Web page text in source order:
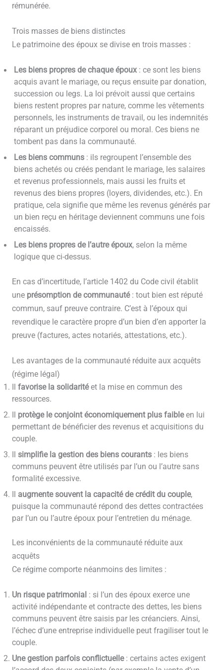
rémunérée.
Trois masses de biens distinctes
Le patrimoine des époux se divise en trois masses :
Les biens propres de chaque époux: ce sont les biens
acquis avant le mariage, ou reçus ensuite par donation,
succession ou legs. La loi prévoit aussi que certains
biens restent propres par nature, comme les vêtements
personnels, les instruments de travail, ou les indemnités
réparant un préjudice corporel ou moral. Ces biens ne
tombent pas dans la communauté.
Les biens communs: ils regroupent l’ensemble des
biens achetés ou créés pendant le mariage, les salaires
et revenus professionnels, mais aussi les fruits et
revenus des biens propres (loyers, dividendes, etc.). En
pratique, cela signifie que même les revenus générés par
un bien reçu en héritage deviennent communs une fois
encaissés.
Les biens propres de l’autre époux, selon la même
logique que ci-dessus.
En cas d’incertitude, l’article 1402 du Code civil établit
une présomption de communauté: tout bien est réputé
commun, sauf preuve contraire. C’est à l’époux qui
revendique le caractère propre d’un bien d’en apporter la
preuve (factures, actes notariés, attestations, etc.).
Les avantages de la communauté réduite aux acquêts
(régime légal)
favorise la solidaritéet la mise en commun des
ressources.
protège le conjoint économiquement plus faibleen lui
permettant de bénéficier des revenus et acquisitions du
couple.
simplifie la gestion des biens courants: les biens
communs peuvent être utilisés par l’un ou l’autre sans
formalité excessive.
augmente souvent la capacité de crédit du couple,
puisque la communauté répond des dettes contractées
par l’un ou l’autre époux pour l’entretien du ménage.
Les inconvénients de la communauté réduite aux
acquêts
Ce régime comporte néanmoins des limites :
Un risque patrimonial : si l’un des époux exerce une
activité indépendante et contracte des dettes, les biens
communs peuvent être saisis par les créanciers. Ainsi,
l’échec d’une entreprise individuelle peut fragiliser tout le
couple.
Une gestion parfois conflictuelle: certains actes exigent